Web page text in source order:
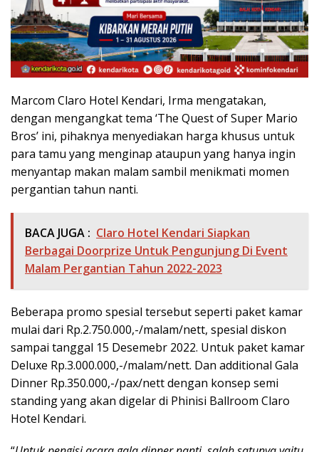
Marcom Claro Hotel Kendari, Irma mengatakan,
dengan mengangkat tema ‘The Quest of Super Mario
Bros’ ini, pihaknya menyediakan harga khusus untuk
para tamu yang menginap ataupun yang hanya ingin
menyantap makan malam sambil menikmati momen
pergantian tahun nanti.
BACA JUGA : Claro Hotel Kendari Siapkan
Berbagai Doorprize Untuk Pengunjung Di Event
Malam Pergantian Tahun 2022-2023
Beberapa promo spesial tersebut seperti paket kamar
mulai dari Rp.2.750.000,-/malam/nett, spesial diskon
sampai tanggal 15 Desemebr 2022. Untuk paket kamar
Deluxe Rp.3.000.000,-/malam/nett. Dan additional Gala
Dinner Rp.350.000,-/pax/nett dengan konsep semi
standing yang akan digelar di Phinisi Ballroom Claro
Hotel Kendari.